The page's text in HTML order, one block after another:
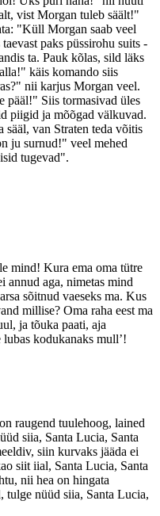
vist Morgan tuleb säält!"
"Küll Morgan saab veel
paks püssirohu suits -
ta. Pauk kõlas, sild läks
käis komando siis
nii karjus Morgan veel.
pääl!" Siis tormasivad üles
piigid ja mõõgad välkuvad.
van Straten teda võitis
ju surnud!" veel mehed
tugevad".
mind! Kura ema oma tütre
annud aga, nimetas mind
sõitnud vaeseks ma. Kus
millise? Oma raha eest ma
ja tõuka paati, aja
kodukanaks mull’!
raugend tuulehoog, lained
siia, Santa Lucia, Santa
siin kurvaks jääda ei
siit iial, Santa Lucia, Santa
nii hea on hingata
tulge nüüd siia, Santa Lucia,